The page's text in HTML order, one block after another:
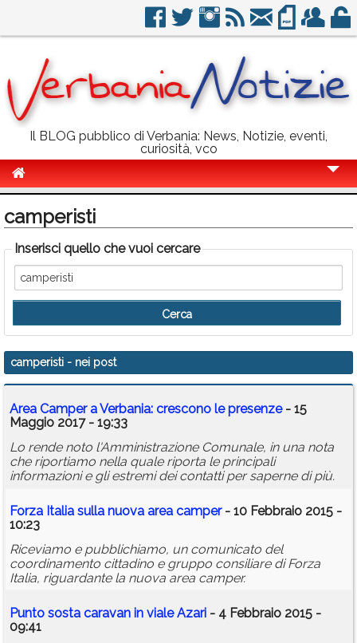
Il BLOG pubblico di Verbania: News, Notizie, eventi,
curiosità, vco
Politica
Sport
Eventi
Info Utili
Rubriche
Calendario
Annunci
camperisti
Inserisci quello che vuoi cercare
camperisti - nei post
Area Camper a Verbania: crescono le presenze- 15
Maggio 2017 - 19:33
Lo rende noto l'Amministrazione Comunale, in una nota
che riportiamo nella quale riporta le principali
informazioni e gli estremi dei contatti per saperne di più.
Forza Italia sulla nuova area camper- 10 Febbraio 2015 -
10:23
Riceviamo e pubblichiamo, un comunicato del
coordinamento cittadino e gruppo consiliare di Forza
Italia, riguardante la nuova area camper.
Punto sosta caravan in viale Azari - 4 Febbraio 2015 -
09:41